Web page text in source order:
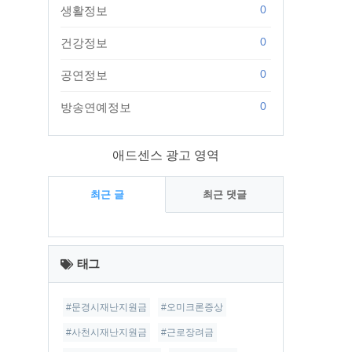
생활정보 0
건강정보 0
공연정보 0
방송연예정보 0
애드센스 광고 영역
최근 글 최근 댓글
최
근
글
태그
#문경시재난지원금 #오미크론증상
#사천시재난지원금 #근로장려금